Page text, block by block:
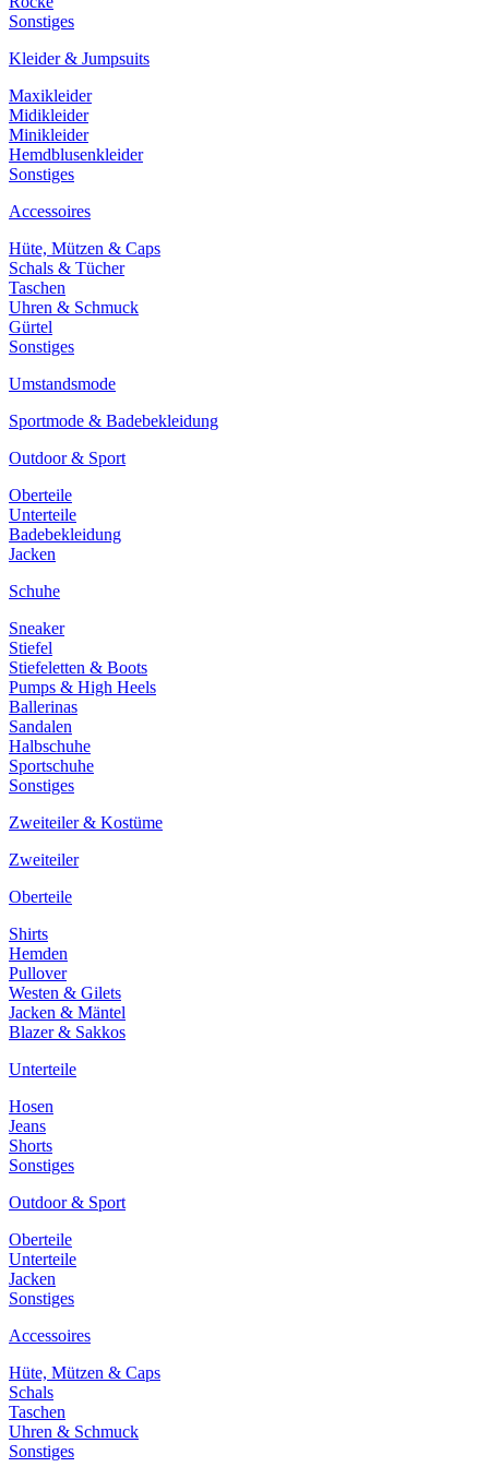
Sonstiges
Kleider & Jumpsuits
Maxikleider
Midikleider
Minikleider
Hemdblusenkleider
Sonstiges
Accessoires
Hüte, Mützen & Caps
Schals & Tücher
Taschen
Uhren & Schmuck
Gürtel
Sonstiges
Umstandsmode
Sportmode & Badebekleidung
Outdoor & Sport
Oberteile
Unterteile
Badebekleidung
Jacken
Schuhe
Sneaker
Stiefel
Stiefeletten & Boots
Pumps & High Heels
Ballerinas
Sandalen
Halbschuhe
Sportschuhe
Sonstiges
Zweiteiler & Kostüme
Zweiteiler
Oberteile
Shirts
Hemden
Pullover
Westen & Gilets
Jacken & Mäntel
Blazer & Sakkos
Unterteile
Hosen
Jeans
Shorts
Sonstiges
Outdoor & Sport
Oberteile
Unterteile
Jacken
Sonstiges
Accessoires
Hüte, Mützen & Caps
Schals
Taschen
Uhren & Schmuck
Sonstiges